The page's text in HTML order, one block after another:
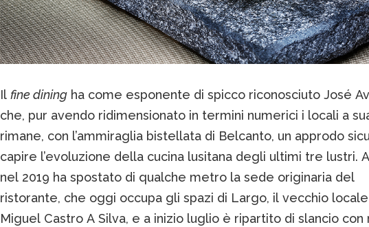
Il fine diningha come esponente di spicco riconosciuto José
che, pur avendo ridimensionato in termini numerici i locali a
rimane, con l’ammiraglia bistellata di Belcanto, un approdo
capire l’evoluzione della cucina lusitana degli ultimi tre lustri.
nel 2019 ha spostato di qualche metro la sede originaria del
ristorante, che oggi occupa gli spazi di Largo, il vecchio
Miguel Castro A Silva, e a inizio luglio è ripartito di slancio con